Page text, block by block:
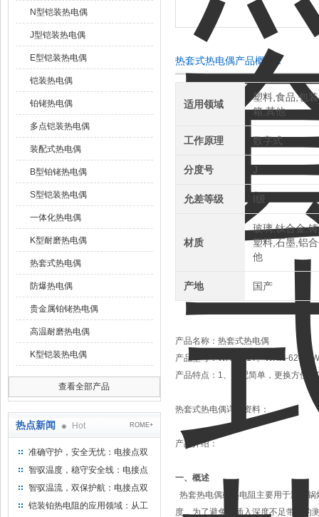
N型铠装热电偶
J型铠装热电偶
E型铠装热电偶
铠装热电偶
铂铑热电偶
多点铠装热电偶
装配式热电偶
B型铂铑热电偶
S型铠装热电偶
一体化热电偶
K型耐磨热电偶
热套式热电偶
防爆热电偶
贵金属铂铑热电偶
高温耐磨热电偶
K型铠装热电偶
查看全部产品
热点新闻 Hot ROME+
准确守护，安全无忧：电接点双
金属温度计——测温新选择
智驭温度，稳守安全线：电接点
双金属温度计的创新守护
智驭温流，双保护航：电接点双
金属温度计在工业领域的革新应
铠装铂热电阻的应用领域：从工
热套式热电偶产品概述：
适用领域
塑料,食品,包
箱,其他
工作原理 数字式
分度号 J
允差等级 Ⅰ级
材质
玻璃,钛合金,
塑料,石墨,铝
他
产地 国产
产品名称： 热套式热电偶
产品型号：WRN-01T、WRN-624、
产品特点： 1、装配简单，更换方便
热套式热电偶详细资料：
产品介绍：
一、概述
热套热电偶或热电阻主要用于测量
度，为了避免因插入深度不足带来的